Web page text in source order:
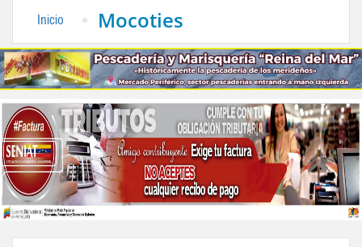
Inicio Mocoties